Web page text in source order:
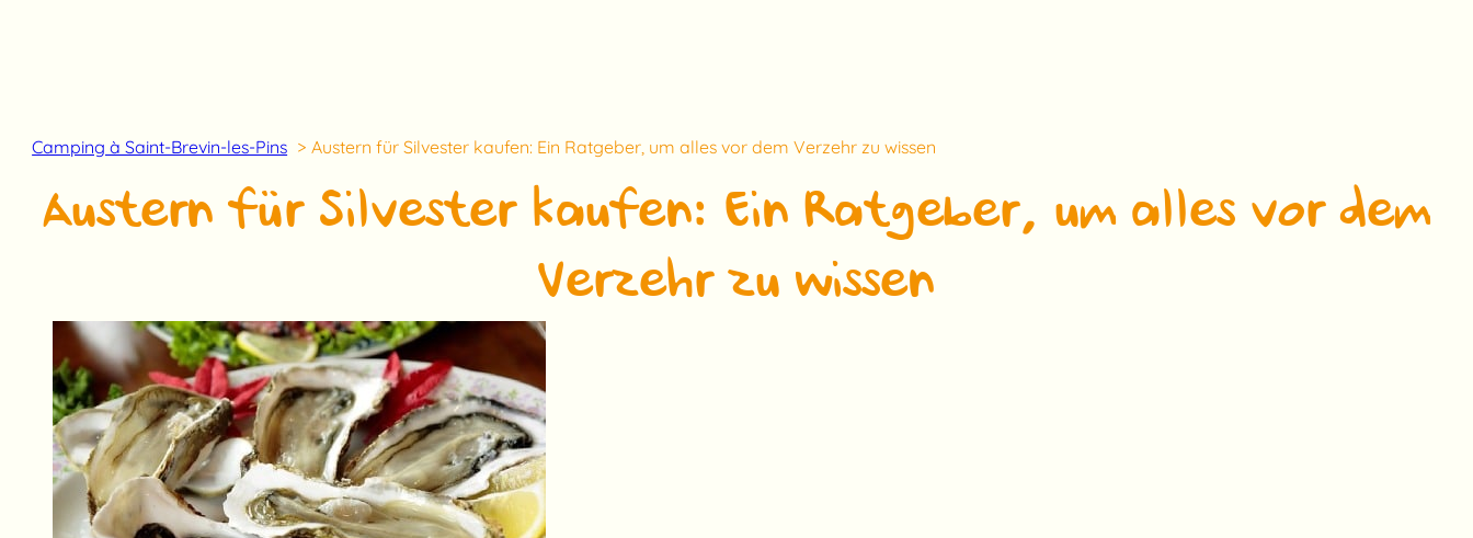
Camping à Saint-Brevin-les-Pins Austern für Silvester kaufen: Ein Ratgeber, um alles vor dem Verzehr zu wissen
Austern für Silvester kaufen: Ein Ratgeber, um alles vor dem
Verzehr zu wissen